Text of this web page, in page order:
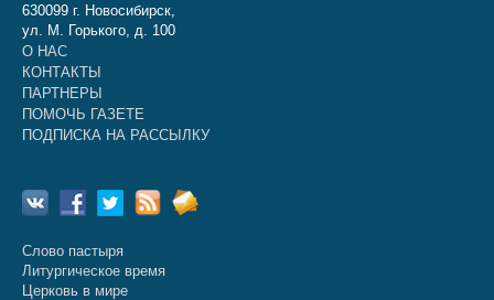
630099 г. Новосибирск,
ул. М. Горького, д. 100
О НАС
КОНТАКТЫ
ПАРТНЕРЫ
ПОМОЧЬ ГАЗЕТЕ
ПОДПИСКА НА РАССЫЛКУ
Слово пастыря
Литургическое время
Церковь в мире